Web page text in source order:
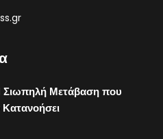
Μετάβαση που
Κατανοήσει